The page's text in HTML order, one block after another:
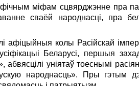
міфам сцвярджэнне пра
сваёй народнасці, пра
афіцыйныя колы Расійскай
Беларусі, першыя
абвясцілі уніятаў тоеснымі
народнасць». Пры гэтым